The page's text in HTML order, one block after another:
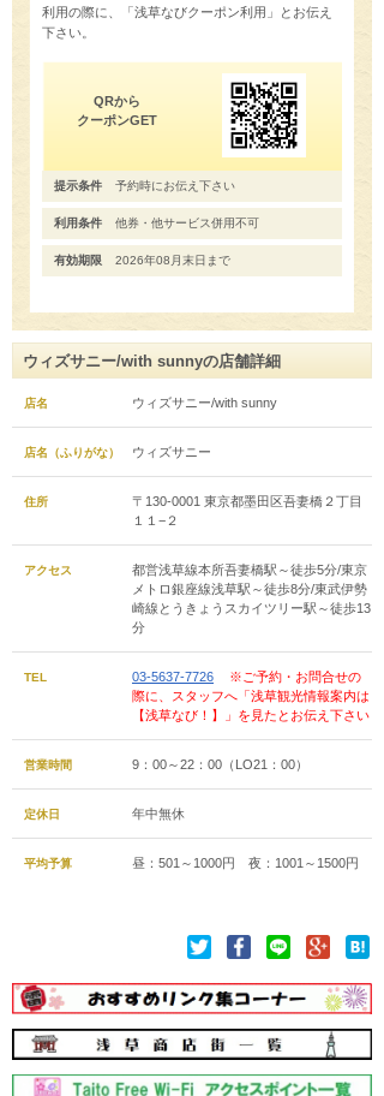
利用の際に、「浅草なびクーポン利用」とお伝え
下さい。
QRから
クーポンGET
提示条件 予約時にお伝え下さい
利用条件 他券・他サービス併用不可
有効期限 2026年08月末日まで
ウィズサニー/with sunnyの店舗詳細
店名 ウィズサニー/with sunny
店名（ふりがな） ウィズサニー
住所
〒130-0001 東京都墨田区吾妻橋２丁目
１１−２
アクセス
都営浅草線本所吾妻橋駅～徒歩5分/東京
メトロ銀座線浅草駅～徒歩8分/東武伊勢
崎線とうきょうスカイツリー駅～徒歩13
分
TEL 03-5637-7726
※ご予約・お問合せの
際に、スタッフへ「浅草観光情報案内は
【浅草なび！】」を見たとお伝え下さい
営業時間 9：00～22：00（LO21：00）
定休日 年中無休
平均予算 昼：501～1000円 夜：1001～1500円